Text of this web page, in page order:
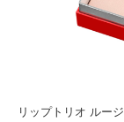
リップトリオ ル